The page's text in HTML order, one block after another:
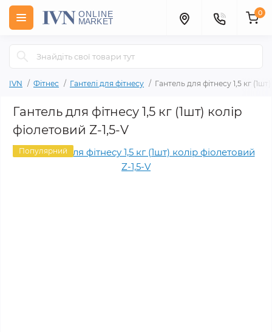
0
IVN Фітнес Гантелі для фітнесу Гантель для фітнесу 1,5 кг
Гантель для фітнесу 1,5 кг (1шт) колір
фіолетовий Z-1,5-V
Популярний